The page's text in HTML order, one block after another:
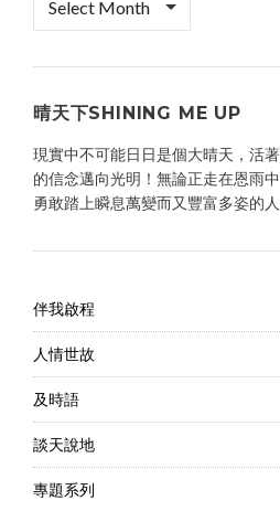
晴天下SHINING ME UP
現實中不可能日日是個大晴天，活
的信念邁向光明！無論正走在恩雨
勇敢踏上瞬息萬變而又豐富多姿的人
伴我啟程
人情世故
及時語
談天說地
專題系列